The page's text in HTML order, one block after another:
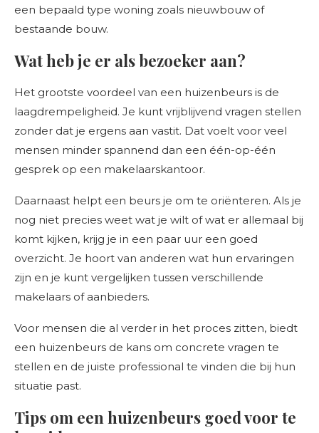
een bepaald type woning zoals nieuwbouw of
bestaande bouw.
Wat heb je er als bezoeker aan?
Het grootste voordeel van een huizenbeurs is de
laagdrempeligheid. Je kunt vrijblijvend vragen stellen
zonder dat je ergens aan vastit. Dat voelt voor veel
mensen minder spannend dan een één-op-één
gesprek op een makelaarskantoor.
Daarnaast helpt een beurs je om te oriënteren. Als je
nog niet precies weet wat je wilt of wat er allemaal bij
komt kijken, krijg je in een paar uur een goed
overzicht. Je hoort van anderen wat hun ervaringen
zijn en je kunt vergelijken tussen verschillende
makelaars of aanbieders.
Voor mensen die al verder in het proces zitten, biedt
een huizenbeurs de kans om concrete vragen te
stellen en de juiste professional te vinden die bij hun
situatie past.
Tips om een huizenbeurs goed voor te